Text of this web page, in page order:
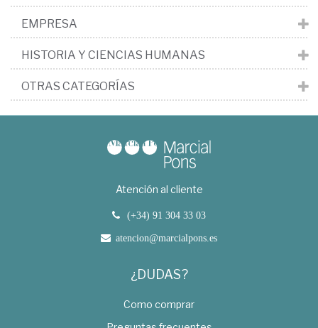
EMPRESA
HISTORIA Y CIENCIAS HUMANAS
OTRAS CATEGORÍAS
Atención al cliente
(+34) 91 304 33 03
atencion@marcialpons.es
¿DUDAS?
Como comprar